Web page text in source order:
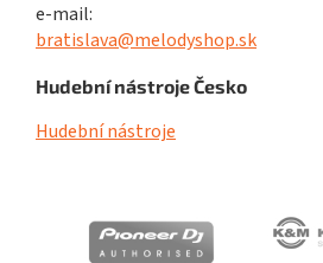
e-mail:
bratislava@melodyshop.sk
Hudební nástroje Česko
Hudební nástroje